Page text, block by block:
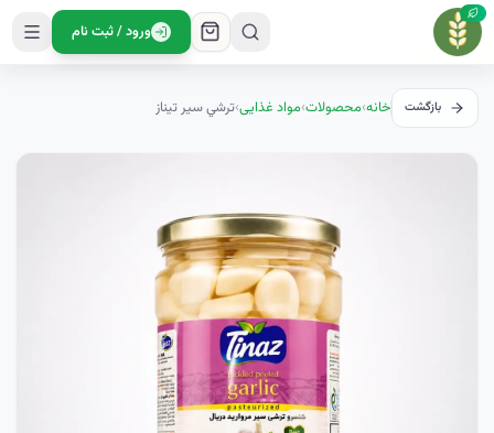
ورود / ثبت نام
بازگشت خانه›محصولات›مواد غذایی›ترشي سير تيناز